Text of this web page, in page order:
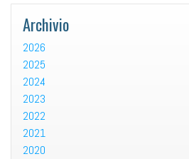
Archivio
2026
2025
2024
2023
2022
2021
2020